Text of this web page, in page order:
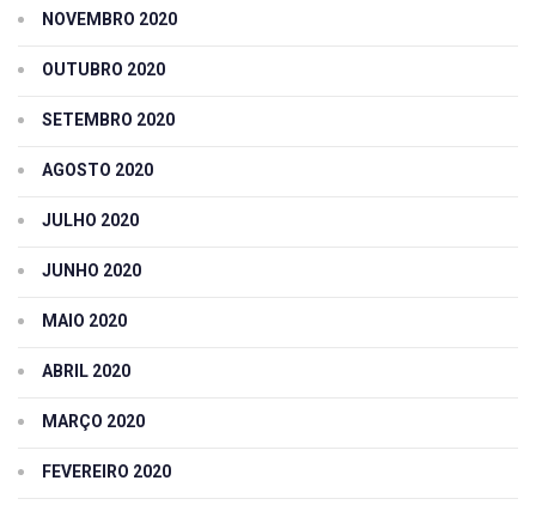
NOVEMBRO 2020
OUTUBRO 2020
SETEMBRO 2020
AGOSTO 2020
JULHO 2020
JUNHO 2020
MAIO 2020
ABRIL 2020
MARÇO 2020
FEVEREIRO 2020